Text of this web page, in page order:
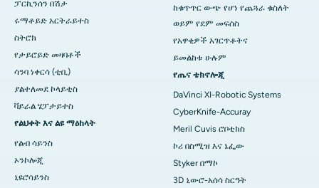
ፓርኪንሰን በሽታ
ሩማቶይድ አርትራይተስ
ስትሮክ
የታይሮይድ መዛባቶች
ሳንባ ነቀርሳ (ቲቢ)
ያልተለመደ ኮላይቲስ
ቫይራል ሄፓታይተስ
የልህቀት እና ልዩ ማዕከላት
የልብ ሳይንስ
ኦንኮሎጂ
ኒዩሮሳይንስ
ከቁጥጥር ውጭ የሆነ የጨጓራ ​​​​ቁስለት
ወይም የደም መፍሰስ
የአዋቂዎች አገርጥቶትና
ይመልከቱ ሁሉም
የጤና ቴክኖሎጂ
DaVinci XI-Robotic Systems
CyberKnife-Accuray
Meril Cuvis ሮቦቲክስ
ኮሪ በስሚዝ እና ኔፌው
Styker በማኮ
3D ኒውሮ-አሰሳ ስርዓት